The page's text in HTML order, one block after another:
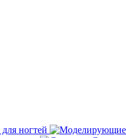
ногтей